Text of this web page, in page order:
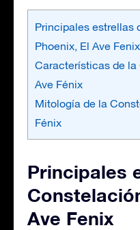
Principales estrellas
Phoenix, El Ave Fenix
Características de la
Ave Fénix
Mitología de la
Fénix
Principales
Ave Fenix